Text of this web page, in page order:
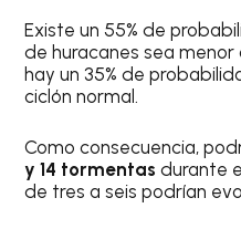
Existe un 55% de
de huracanes sea menor
hay un 35% de
ciclón normal.
Como consecuencia,
y 14 tormentas durante
de tres a seis podrían